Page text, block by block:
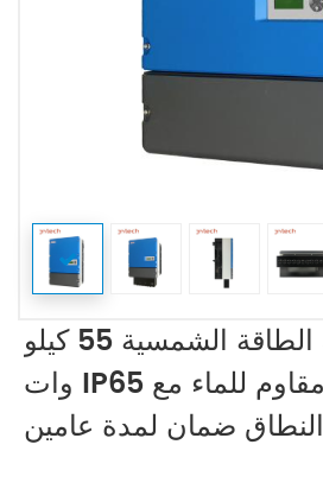
عاكس مضخة الطاقة الشمسية 55 كيلو
وات IP65 مقاوم للماء مع MPPT واسع
النطاق ضمان لمدة عامين